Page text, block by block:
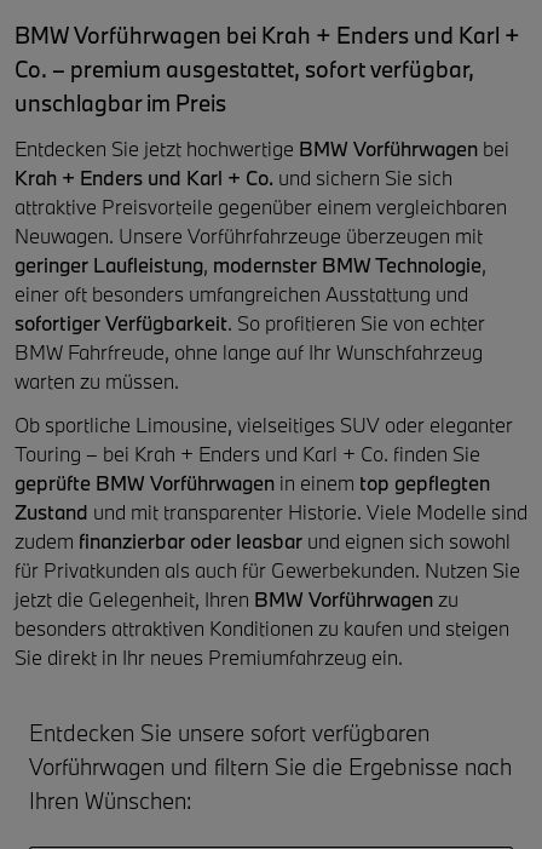
BMW Vorführwagen bei Krah + Enders und Karl +
Co. – premium ausgestattet, sofort verfügbar,
unschlagbar im Preis
Entdecken Sie jetzt hochwertige BMW Vorführwagen bei
Krah + Enders und Karl + Co. und sichern Sie sich
attraktive Preisvorteile gegenüber einem vergleichbaren
Neuwagen. Unsere Vorführfahrzeuge überzeugen mit
geringer Laufleistung, modernster BMW Technologie,
einer oft besonders umfangreichen Ausstattung und
sofortiger Verfügbarkeit. So profitieren Sie von echter
BMW Fahrfreude, ohne lange auf Ihr Wunschfahrzeug
warten zu müssen.
Ob sportliche Limousine, vielseitiges SUV oder eleganter
Touring – bei Krah + Enders und Karl + Co. finden Sie
geprüfte BMW Vorführwagen in einem top gepflegten
Zustand und mit transparenter Historie. Viele Modelle sind
zudem finanzierbar oder leasbar und eignen sich sowohl
für Privatkunden als auch für Gewerbekunden. Nutzen Sie
jetzt die Gelegenheit, Ihren BMW Vorführwagen zu
besonders attraktiven Konditionen zu kaufen und steigen
Sie direkt in Ihr neues Premiumfahrzeug ein.
Entdecken Sie unsere sofort verfügbaren
Vorführwagen und filtern Sie die Ergebnisse nach
Ihren Wünschen: